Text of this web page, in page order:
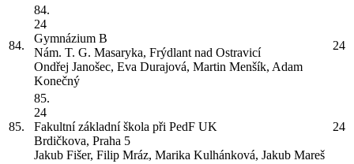
84.
84.
24
Gymnázium B
Nám. T. G. Masaryka, Frýdlant nad Ostravicí
Ondřej Janošec, Eva Durajová, Martin Menšík, Adam
Konečný
24
85.
85.
24
Fakultní základní škola při PedF UK
Brdičkova, Praha 5
Jakub Fišer, Filip Mráz, Marika Kulhánková, Jakub Mareš
24